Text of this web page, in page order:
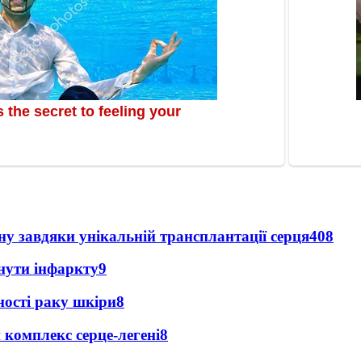
завдяки унікальній трансплантації серця408
інфаркту9
раку шкіри8
серце-легені8